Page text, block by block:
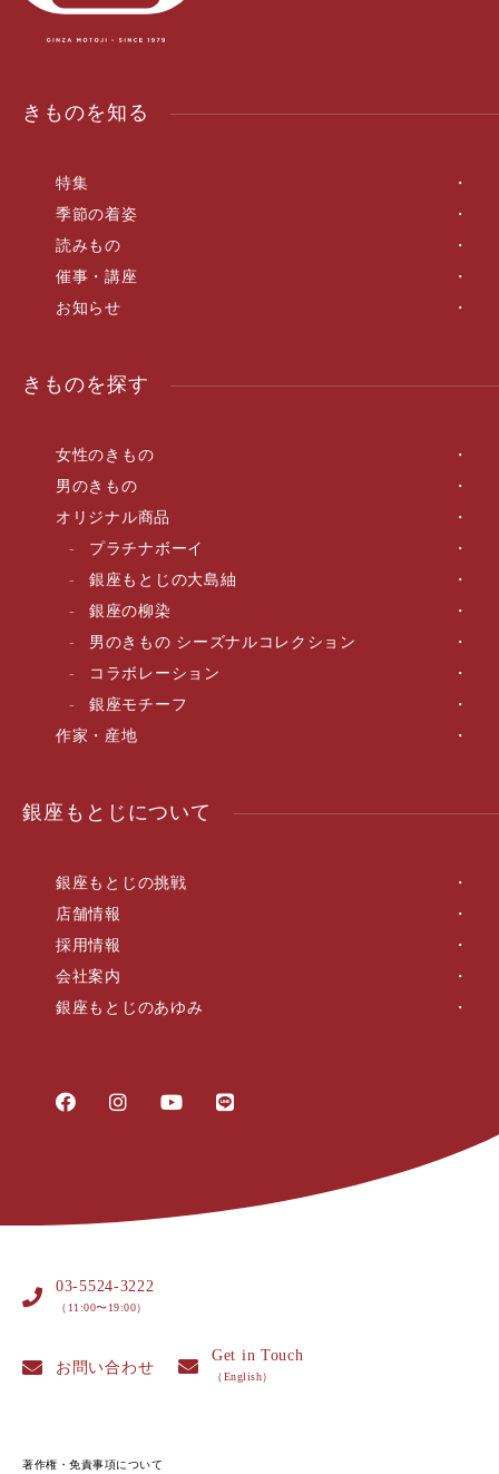
きものを知る
特集
季節の着姿
読みもの
催事・講座
お知らせ
きものを探す
女性のきもの
男のきもの
オリジナル商品
プラチナボーイ
銀座もとじの大島紬
銀座の柳染
男のきもの シーズナルコレクション
コラボレーション
銀座モチーフ
作家・産地
銀座もとじについて
銀座もとじの挑戦
店舗情報
採用情報
会社案内
銀座もとじのあゆみ
03-5524-3222
（11:00〜19:00）
お問い合わせ
Get in Touch
（English）
著作権・免責事項について